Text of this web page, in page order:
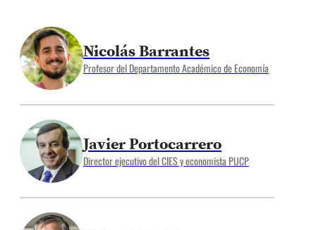
Nicolás Barrantes
Profesor del Departamento Académico de Economía
Javier Portocarrero
Director ejecutivo del CIES y economista PUCP